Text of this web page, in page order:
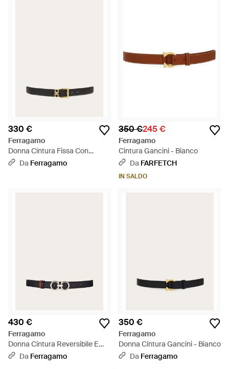
330 €
Ferragamo
Donna Cintura Fissa Con
Doppio Gancini - Bianco
Da Ferragamo
350 €245 €
Ferragamo
Cintura Gancini - Bianco
Da FARFETCH
IN SALDO
430 €
Ferragamo
Donna Cintura Reversibile E
Regolabile Con Gancini
Da Ferragamo
350 €
Ferragamo
Donna Cintura Gancini - Bianco
Da Ferragamo